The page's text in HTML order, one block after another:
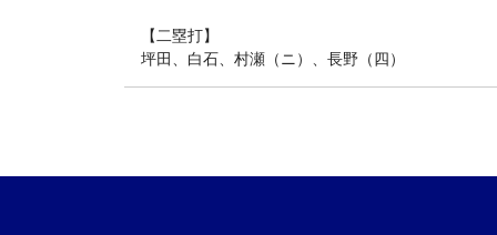
【二塁打】
坪田、白石、村瀬（ニ）、長野（四）